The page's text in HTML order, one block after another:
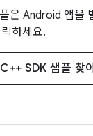
Android 앱을
하세요.
SDK 샘플 찾